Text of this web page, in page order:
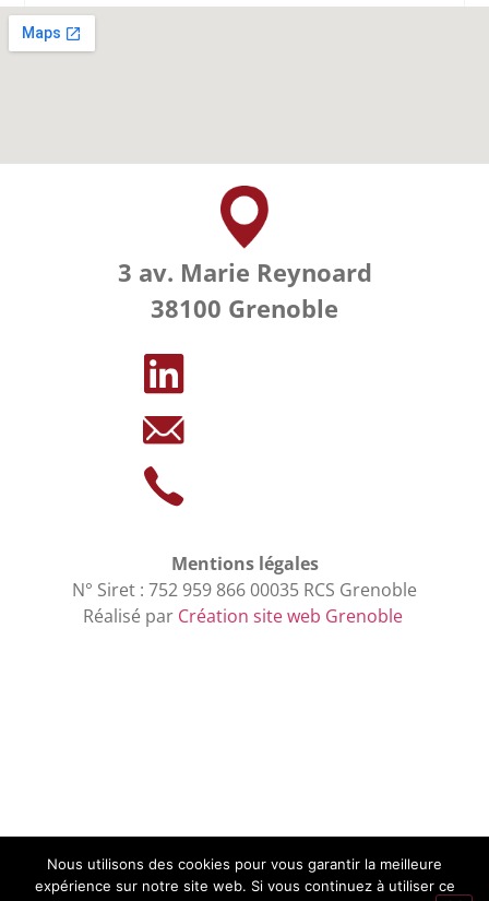
3 av. Marie Reynoard
38100 Grenoble
Mentions légales
N° Siret : 752 959 866 00035 RCS Grenoble
Réalisé par Création site web Grenoble
Nous utilisons des cookies pour vous garantir la meilleure
expérience sur notre site web. Si vous continuez à utiliser ce